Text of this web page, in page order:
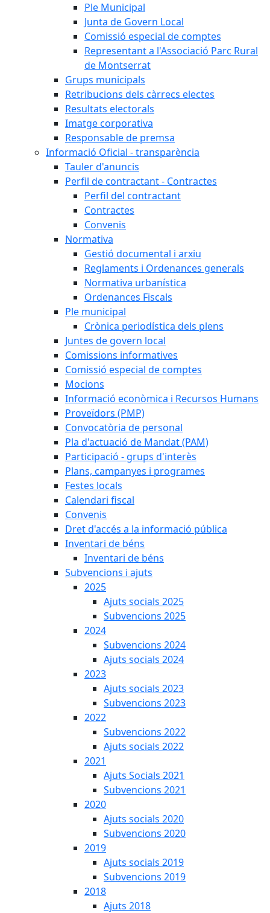
Ple Municipal
Junta de Govern Local
Comissió especial de comptes
Representant a l'Associació Parc Rural
de Montserrat
Grups municipals
Retribucions dels càrrecs electes
Resultats electorals
Imatge corporativa
Responsable de premsa
Informació Oficial - transparència
Tauler d'anuncis
Perfil de contractant - Contractes
Perfil del contractant
Contractes
Convenis
Normativa
Gestió documental i arxiu
Reglaments i Ordenances generals
Normativa urbanística
Ordenances Fiscals
Ple municipal
Crònica periodística dels plens
Juntes de govern local
Comissions informatives
Comissió especial de comptes
Mocions
Informació econòmica i Recursos Humans
Proveïdors (PMP)
Convocatòria de personal
Pla d'actuació de Mandat (PAM)
Participació - grups d'interès
Plans, campanyes i programes
Festes locals
Calendari fiscal
Convenis
Dret d'accés a la informació pública
Inventari de béns
Inventari de béns
Subvencions i ajuts
2025
Ajuts socials 2025
Subvencions 2025
2024
Subvencions 2024
Ajuts socials 2024
2023
Ajuts socials 2023
Subvencions 2023
2022
Subvencions 2022
Ajuts socials 2022
2021
Ajuts Socials 2021
Subvencions 2021
2020
Ajuts socials 2020
Subvencions 2020
2019
Ajuts socials 2019
Subvencions 2019
2018
Ajuts 2018